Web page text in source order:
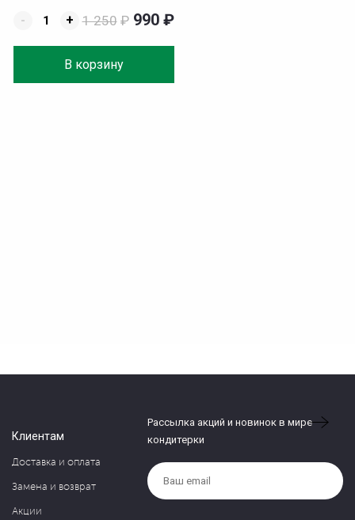
-
+
В корзину
1 250 ₽ 990 ₽
Клиентам
Доставка и оплата
Замена и возврат
Акции
Рассылка акций и новинок в мире
кондитерки